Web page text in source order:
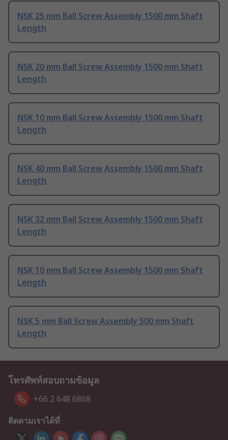
NSK 25 mm Ball Screw Assembly 1500 mm Shaft
Length
NSK 20 mm Ball Screw Assembly 1500 mm Shaft
Length
NSK 10 mm Ball Screw Assembly 1500 mm Shaft
Length
NSK 40 mm Ball Screw Assembly 1500 mm Shaft
Length
NSK 32 mm Ball Screw Assembly 1500 mm Shaft
Length
NSK 10 mm Ball Screw Assembly 1500 mm Shaft
Length
NSK 5 mm Ball Screw Assembly 500 mm Shaft
Length
โทรศัพท์สอบถามข้อมูล
+66 2 648 6868
ติดตามเราได้ที่